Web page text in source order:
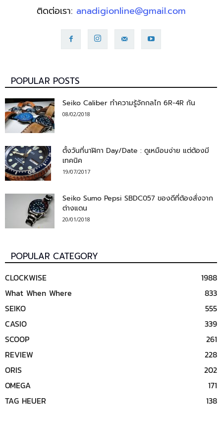
ติดต่อเรา: anadigionline@gmail.com
POPULAR POSTS
Seiko Caliber ทำความรู้จักกลไก 6R-4R กัน
08/02/2018
ตั้งวันที่นาฬิกา Day/Date : ดูเหมือนง่าย แต่ต้องมี
เทคนิค
19/07/2017
Seiko Sumo Pepsi SBDC057 ของดีที่ต้องสั่งจาก
ต่างแดน
20/01/2018
POPULAR CATEGORY
CLOCKWISE
1988
What When Where
833
SEIKO
555
CASIO
339
SCOOP
261
REVIEW
228
ORIS
202
OMEGA
171
TAG HEUER
138